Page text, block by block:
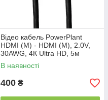
Відео кабель PowerPlant
HDMI (M) - HDMI (M), 2.0V,
30AWG, 4К Ultra HD, 5м
В наявності
400 ₴